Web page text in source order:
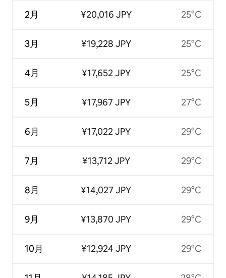
2月
3月
4月
5月
6月
7月
8月
9月
10月
¥20,016 JPY
¥19,228 JPY
¥17,652 JPY
¥17,967 JPY
¥17,022 JPY
¥13,712 JPY
¥14,027 JPY
¥13,870 JPY
¥12,924 JPY
25°C
25°C
25°C
27°C
29°C
29°C
29°C
29°C
29°C